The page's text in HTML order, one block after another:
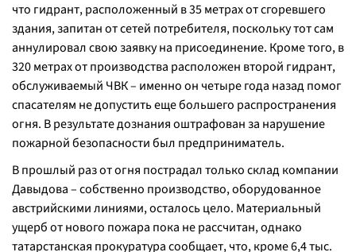
что гидрант, расположенный в 35 метрах от сгоревшего
здания, запитан от сетей потребителя, поскольку тот сам
аннулировал свою заявку на присоединение. Кроме того, в
320 метрах от производства расположен второй гидрант,
обслуживаемый ЧВК – именно он четыре года назад помог
спасателям не допустить еще большего распространения
огня. В результате дознания оштрафован за нарушение
пожарной безопасности был предприниматель.
В прошлый раз от огня пострадал только склад компании
Давыдова – собственно производство, оборудованное
австрийскими линиями, осталось цело. Материальный
ущерб от нового пожара пока не рассчитан, однако
татарстанская прокуратура сообщает, что, кроме 6,4 тыс.